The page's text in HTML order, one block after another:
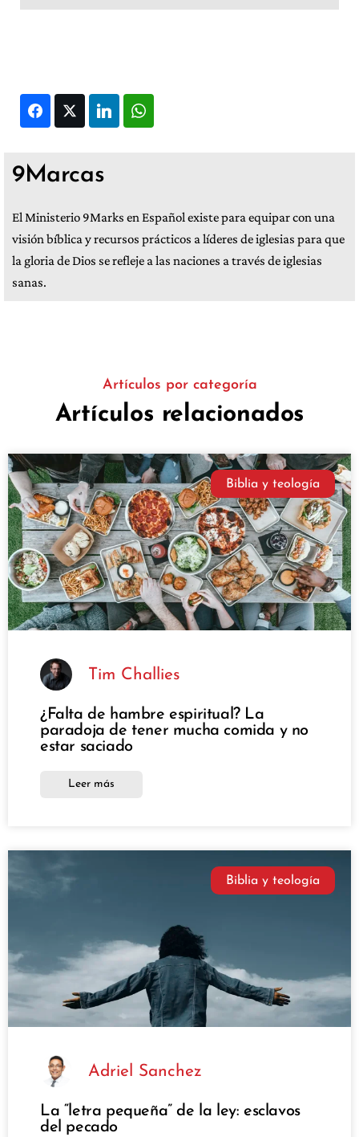
FacebookTwitter LinkedIn
9Marcas
El Ministerio 9Marks en Español existe para equipar con una
visión bíblica y recursos prácticos a líderes de iglesias para que
la gloria de Dios se refleje a las naciones a través de iglesias
sanas.
Artículos por categoría
Artículos relacionados
Biblia y teología
Tim Challies
¿Falta de hambre espiritual? La
paradoja de tener mucha comida y no
estar saciado
Leer más
Biblia y teología
Adriel Sanchez
La “letra pequeña” de la ley: esclavos
del pecado